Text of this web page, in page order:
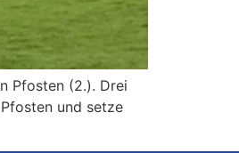
Pfosten (2.). Drei
und setze